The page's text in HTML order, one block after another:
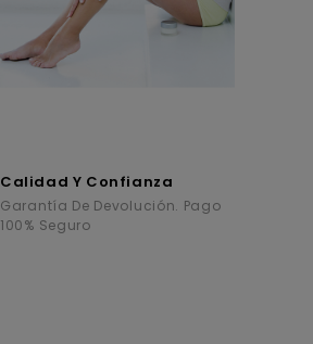
Calidad Y Confianza
Garantía De Devolución. Pago
100% Seguro